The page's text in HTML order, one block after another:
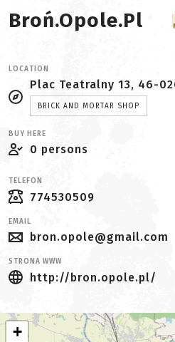
Broń.Opole.pl
LOCATION
Plac Teatralny 13, 46-
BRICK AND MORTAR SHOP
BUY HERE
0 persons
TELEFON
774530509
EMAIL
bron.opole@gmail.com
STRONA WWW
http://bron.opole.pl/
+